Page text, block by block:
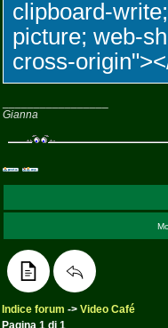
clipboard-
picture; web-
cross-
Gianna
Indice forum -> Video Café
Pagina 1 di 1